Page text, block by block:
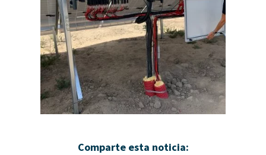
Comparte esta noticia: